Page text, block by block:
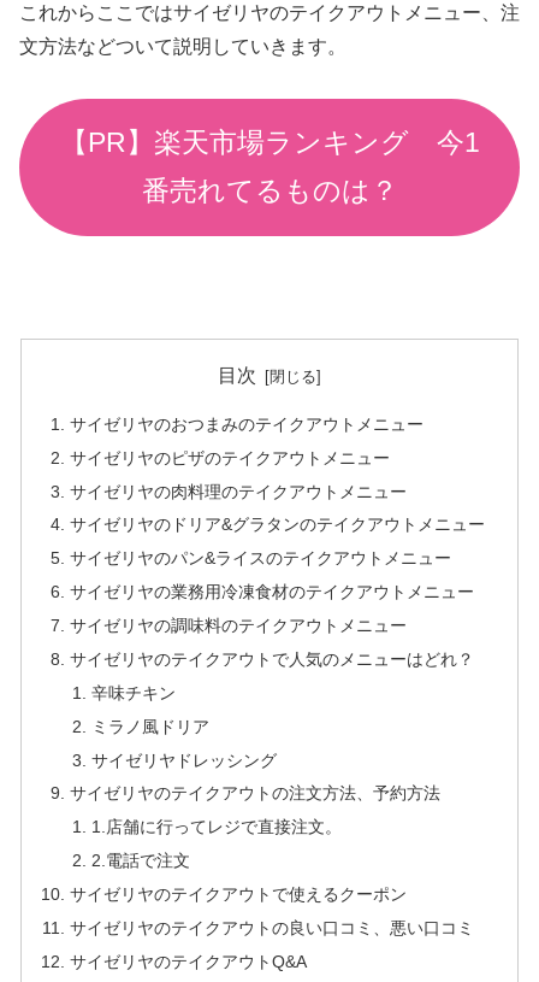
これからここではサイゼリヤのテイクアウトメニュー、注
文方法などついて説明していきます。
【PR】楽天市場ランキング 今1
番売れてるものは？
目次
サイゼリヤのおつまみのテイクアウトメニュー
サイゼリヤのピザのテイクアウトメニュー
サイゼリヤの肉料理のテイクアウトメニュー
サイゼリヤのドリア&グラタンのテイクアウトメニュー
サイゼリヤのパン&ライスのテイクアウトメニュー
サイゼリヤの業務用冷凍食材のテイクアウトメニュー
サイゼリヤの調味料のテイクアウトメニュー
サイゼリヤのテイクアウトで人気のメニューはどれ？
辛味チキン
ミラノ風ドリア
サイゼリヤドレッシング
サイゼリヤのテイクアウトの注文方法、予約方法
1.店舗に行ってレジで直接注文。
2.電話で注文
サイゼリヤのテイクアウトで使えるクーポン
サイゼリヤのテイクアウトの良い口コミ、悪い口コミ
サイゼリヤのテイクアウトQ&A